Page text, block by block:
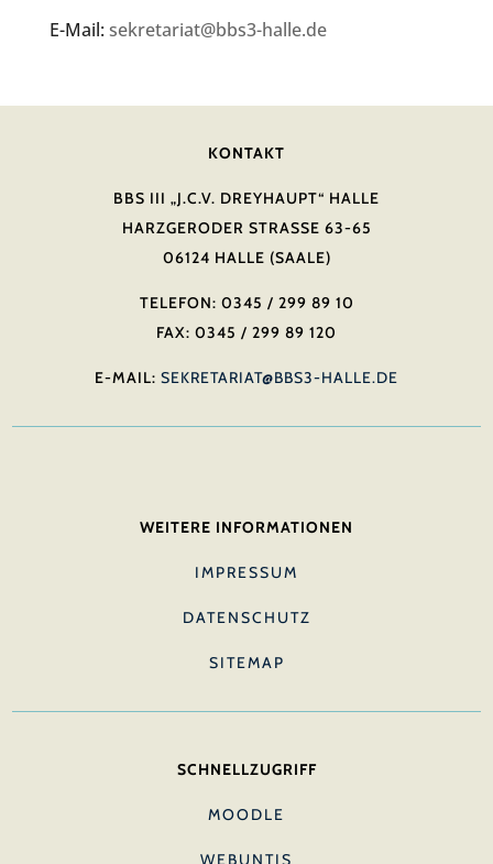
E-Mail: sekretariat@bbs3-halle.de
KONTAKT
BBS III „J.C.V. DREYHAUPT“ HALLE
HARZGERODER STRASSE 63-65
06124 HALLE (SAALE)
TELEFON: 0345 / 299 89 10
FAX: 0345 / 299 89 120
E-MAIL: SEKRETARIAT@BBS3-HALLE.DE
WEITERE INFORMATIONEN
IMPRESSUM
DATENSCHUTZ
SITEMAP
SCHNELLZUGRIFF
MOODLE
WEBUNTIS